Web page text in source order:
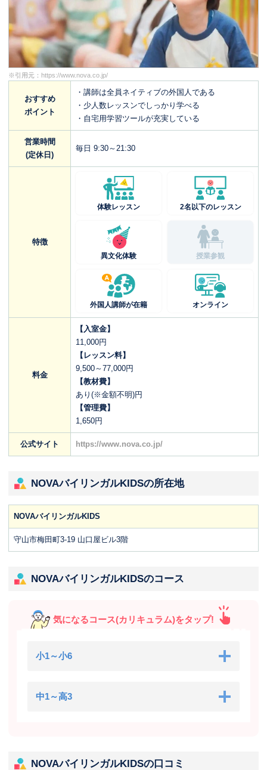
※引用元： https://www.nova.co.jp/
おすすめ
ポイント
・講師は全員ネイティブの外国人である
・少人数レッスンでしっかり学べる
・自宅用学習ツールが充実している
営業時間
(定休日)
毎日 9:30～21:30
特徴
体験レッスン 2名以下のレッスン
異文化体験 授業参観
外国人講師が在籍 オンライン
料金
【入室金】
11,000円
【レッスン料】
9,500～77,000円
【教材費】
あり(※金額不明)円
【管理費】
1,650円
公式サイト https://www.nova.co.jp/
NOVAバイリンガルKIDSの所在地
NOVAバイリンガルKIDS
守山市梅田町3-19 山口屋ビル3階
NOVAバイリンガルKIDSのコース
気になるコース(カリキュラム)をタップ!
小1～小6
中1～高3
NOVAバイリンガルKIDSの口コミ